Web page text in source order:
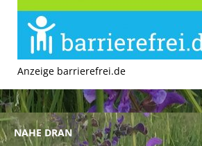
Anzeige barrierefrei.de
NAHE DRAN